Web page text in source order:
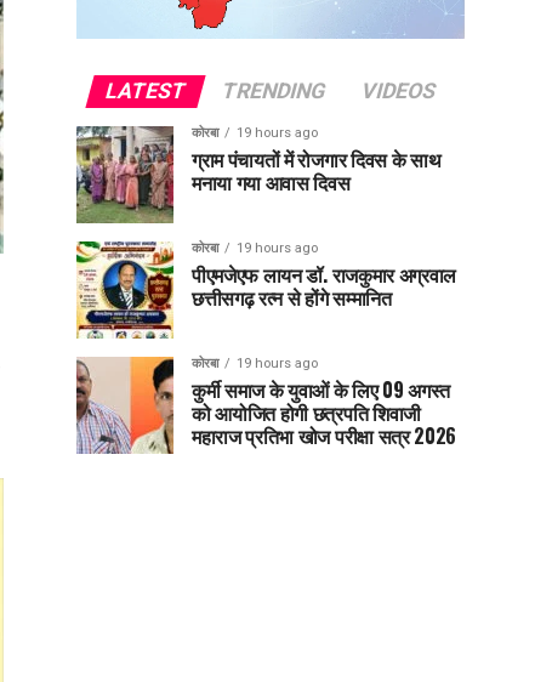
LATEST TRENDING VIDEOS
कोरबा 19 hours ago
ग्राम पंचायतों में रोजगार दिवस के साथ
मनाया गया आवास दिवस
कोरबा 19 hours ago
पीएमजेएफ लायन डॉ. राजकुमार अग्रवाल
छत्तीसगढ़ रत्न से होंगे सम्मानित
कोरबा 19 hours ago
कुर्मी समाज के युवाओं के लिए 09 अगस्त
को आयोजित होगी छत्रपति शिवाजी
महाराज प्रतिभा खोज परीक्षा सत्र 2026